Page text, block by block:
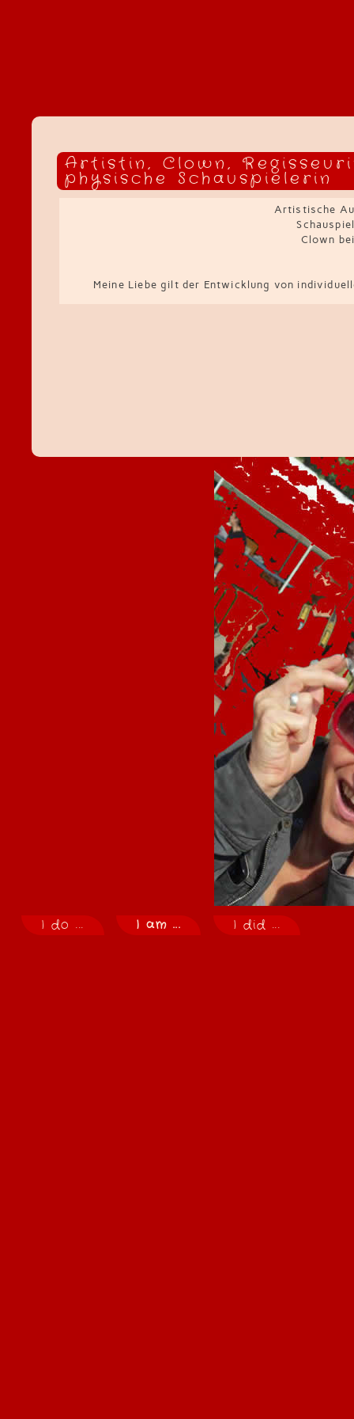
Artistin, Clown,
physische Schauspielerin
Artistische
Clown
Meine Liebe gilt der Entwicklung von
I do ... I am ... I did ...